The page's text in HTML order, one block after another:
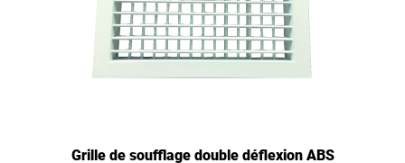
Grille de soufflage double déflexion ABS